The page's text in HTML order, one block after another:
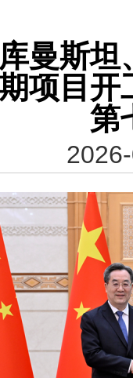
曼斯
项目
第